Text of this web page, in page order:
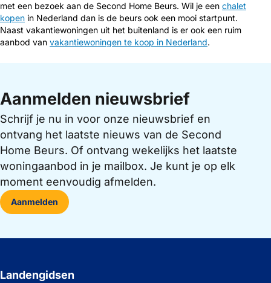
met een bezoek aan de Second Home Beurs. Wil je een chalet
kopen in Nederland dan is de beurs ook een mooi startpunt.
Naast vakantiewoningen uit het buitenland is er ook een ruim
aanbod van vakantiewoningen te koop in Nederland.
Aanmelden nieuwsbrief
Schrijf je nu in voor onze nieuwsbrief en
ontvang het laatste nieuws van de Second
Home Beurs. Of ontvang wekelijks het laatste
woningaanbod in je mailbox. Je kunt je op elk
moment eenvoudig afmelden.
Aanmelden
Landengidsen